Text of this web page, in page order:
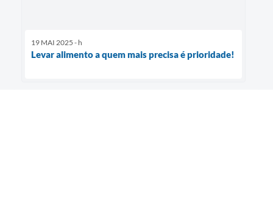
19 MAI 2025 - h
Levar alimento a quem mais precisa é prioridade!